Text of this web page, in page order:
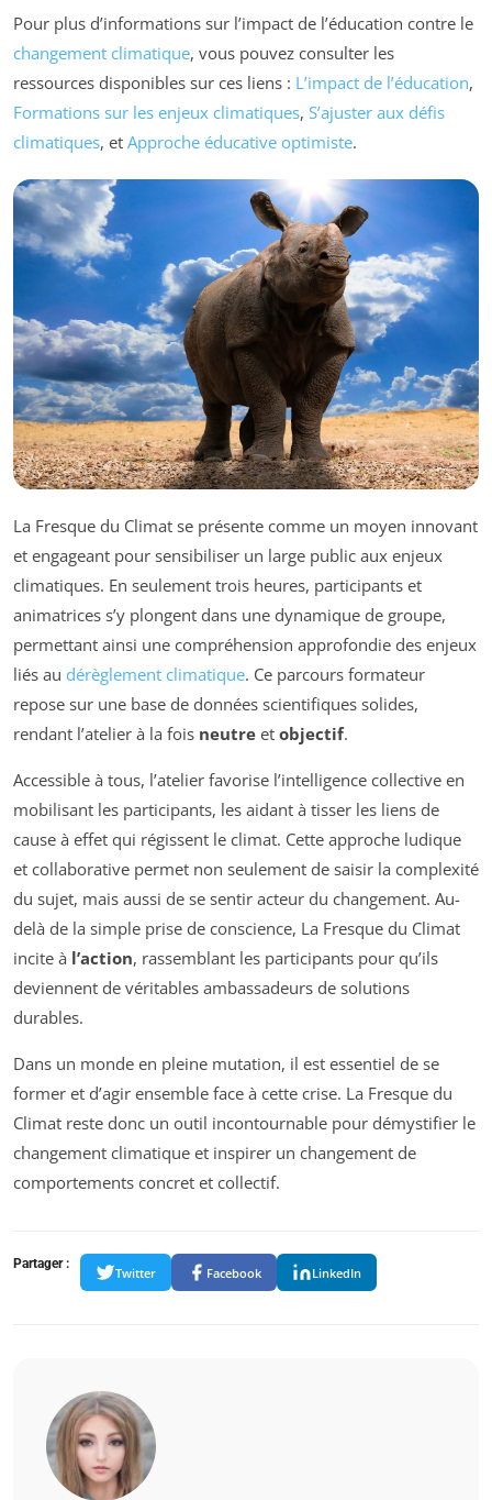
Pour plus d’informations sur l’impact de l’éducation contre le
changement climatique, vous pouvez consulter les
ressources disponibles sur ces liens : L’impact de l’éducation,
Formations sur les enjeux climatiques, S’ajuster aux défis
climatiques, et Approche éducative optimiste.
La Fresque du Climat se présente comme un moyen innovant
et engageant pour sensibiliser un large public aux enjeux
climatiques. En seulement trois heures, participants et
animatrices s’y plongent dans une dynamique de groupe,
permettant ainsi une compréhension approfondie des enjeux
liés au dérèglement climatique. Ce parcours formateur
repose sur une base de données scientifiques solides,
rendant l’atelier à la fois neutre et objectif.
Accessible à tous, l’atelier favorise l’intelligence collective en
mobilisant les participants, les aidant à tisser les liens de
cause à effet qui régissent le climat. Cette approche ludique
et collaborative permet non seulement de saisir la complexité
du sujet, mais aussi de se sentir acteur du changement. Au-
delà de la simple prise de conscience, La Fresque du Climat
incite à l’action, rassemblant les participants pour qu’ils
deviennent de véritables ambassadeurs de solutions
durables.
Dans un monde en pleine mutation, il est essentiel de se
former et d’agir ensemble face à cette crise. La Fresque du
Climat reste donc un outil incontournable pour démystifier le
changement climatique et inspirer un changement de
comportements concret et collectif.
Partager :
Twitter Facebook LinkedIn